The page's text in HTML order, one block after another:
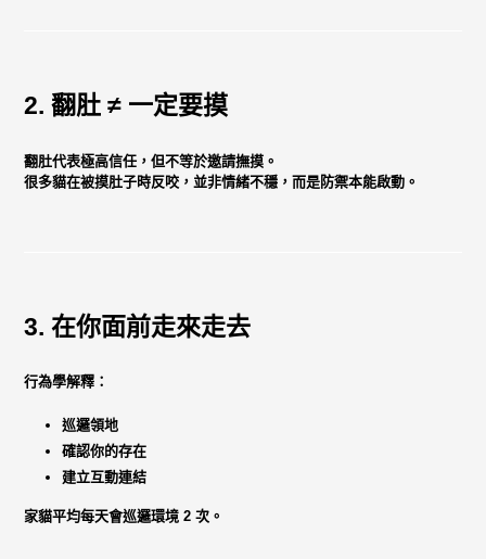
2. 翻肚 ≠ 一定要摸
翻肚代表極高信任，但不等於邀請撫摸。
很多貓在被摸肚子時反咬，並非情緒不穩，而是防禦本能啟動 。
3. 在你面前走來走去
行為學解釋：
巡邏領地
確認你的存在
建立互動連結
家貓平均每天會巡邏環境 2 次。